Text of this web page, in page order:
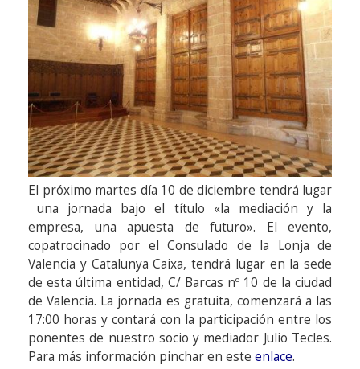
El próximo martes día 10 de diciembre tendrá lugar
una jornada bajo el título «la mediación y la
empresa, una apuesta de futuro». El evento,
copatrocinado por el Consulado de la Lonja de
Valencia y Catalunya Caixa, tendrá lugar en la sede
de esta última entidad, C/ Barcas nº 10 de la ciudad
de Valencia. La jornada es gratuita, comenzará a las
17:00 horas y contará con la participación entre los
ponentes de nuestro socio y mediador Julio Tecles.
Para más información pinchar en este enlace.